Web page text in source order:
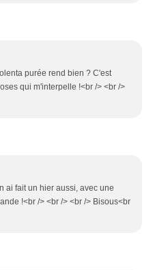
purée rend bien ? C'est
qui m'interpelle !<br /> <br />
ai fait un hier aussi, avec une
!<br /> <br /> <br /> Bisous<br